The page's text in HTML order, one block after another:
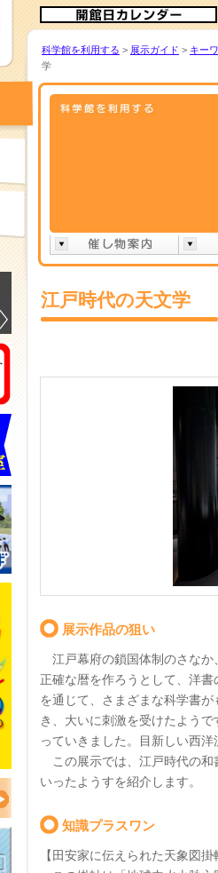
科学館を利用する > 展示ガイド > キー
学
江戸時代の天文学
展示作品の狙い
江戸幕府の鎖国体制のさなか
正確な暦を作ろうとして、洋
を通じて、さまざまな科学書
き、大いに刺激を受けたよう
っていきました。目新しい西
この展示では、江戸時代の和
いったようすを紹介します。
知識プラスワン
【田安家に伝えられた天象図掛